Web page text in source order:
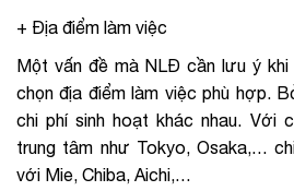
+ Địa điểm làm việc
Một vấn đề mà NLĐ cần lưu ý khi
chọn địa điểm làm việc phù hợp.
chi phí sinh hoạt khác nhau. Với
trung tâm như Tokyo, Osaka,…
với Mie, Chiba, Aichi,…